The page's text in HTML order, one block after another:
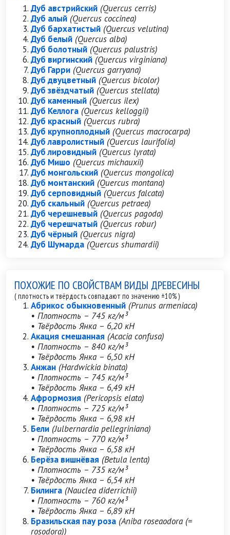
Дуб австрийский (Quercus cerris)
Дуб алый (Quercus coccinea)
Дуб бархатистый (Quercus velutina)
Дуб белый (Quercus alba)
Дуб болотный (Quercus palustris)
Дуб виргинский (Quercus virginiana)
Дуб Гарри (Quercus garryana)
Дуб двуцветный (Quercus bicolor)
Дуб звёздчатый (Quercus stellata)
Дуб каменный (Quercus ilex)
Дуб Келлога (Quercus kelloggii)
Дуб красный (Quercus rubra)
Дуб крупноплодный (Quercus macrocarpa)
Дуб лавролистный (Quercus laurifolia)
Дуб лировидный (Quercus lyrata)
Дуб Мишо (Quercus michauxii)
Дуб монгольский (Quercus mongolica)
Дуб монтанский (Quercus montana)
Дуб серповидный (Quercus falcata)
Дуб скальный (Quercus petraea)
Дуб черешневый (Quercus pagoda)
Дуб черешчатый (Quercus robur)
Дуб чёрный (Quercus nigra)
Дуб Шумарда (Quercus shumardii)
ПОХОЖИЕ ПО СВОЙСТВАМ ВИДЫ ДРЕВЕСИНЫ
( плотность и твёрдость совпадают по значению ±10% )
Абрикос обыкновенный (Prunus armeniaca)
• Плотность – 745 кг/м³
• Твёрдость Янка – 6,20 кН
Акация смешанная (Acacia confusa)
• Плотность – 840 кг/м³
• Твёрдость Янка – 6,50 кН
Анжан (Hardwickia binata)
• Плотность – 745 кг/м³
• Твёрдость Янка – 6,49 кН
Афрормозия (Pericopsis elata)
• Плотность – 725 кг/м³
• Твёрдость Янка – 6,98 кН
Бели (Julbernardia pellegriniana)
• Плотность – 770 кг/м³
• Твёрдость Янка – 6,58 кН
Берёза вишнёвая (Betula lenta)
• Плотность – 735 кг/м³
• Твёрдость Янка – 6,54 кН
Билинга (Nauclea diderrichii)
• Плотность – 760 кг/м³
• Твёрдость Янка – 6,89 кН
Бразильская пау роза (Aniba roseaodora (=
rosodora))